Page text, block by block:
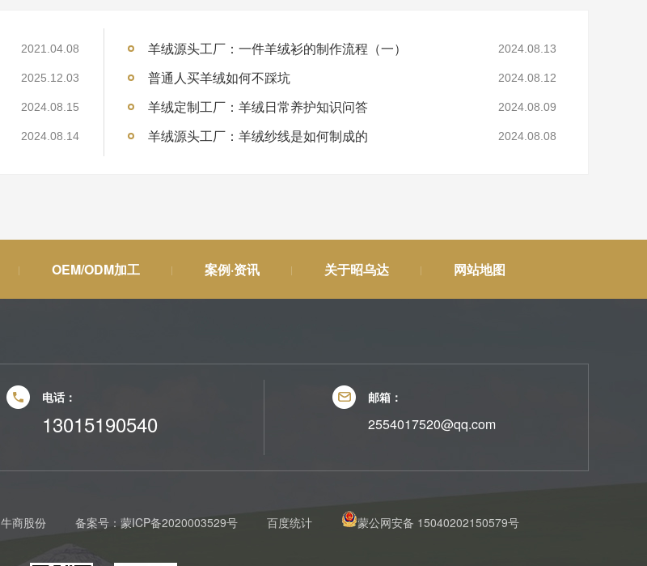
2021.04.08
2025.12.03
2024.08.15
2024.08.14
羊绒源头工厂：一件羊绒衫的制作流程（一） 2024.08.13
普通人买羊绒如何不踩坑 2024.08.12
羊绒定制工厂：羊绒日常养护知识问答 2024.08.09
羊绒源头工厂：羊绒纱线是如何制成的 2024.08.08
OEM/ODM加工 案例·资讯 关于昭乌达 网站地图
电话：
13015190540
邮箱：
2554017520@qq.com
牛商股份 备案号： 蒙ICP备2020003529号 百度统计 蒙公网安备 15040202150579号